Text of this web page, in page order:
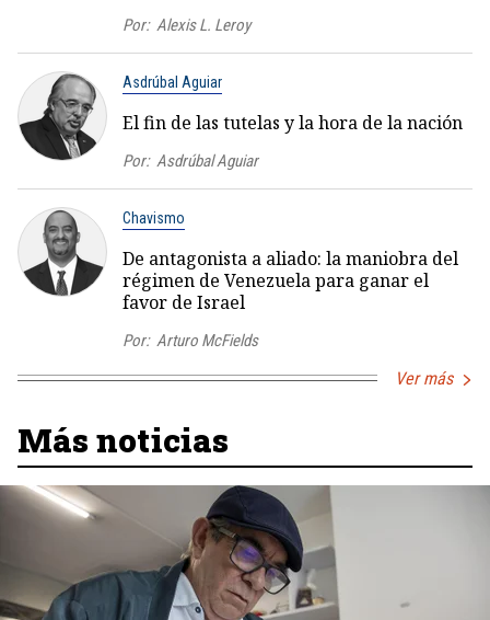
Por: Alexis L. Leroy
Asdrúbal Aguiar
El fin de las tutelas y la hora de la nación
Por: Asdrúbal Aguiar
Chavismo
De antagonista a aliado: la maniobra del
régimen de Venezuela para ganar el
favor de Israel
Por: Arturo McFields
Ver más
Más noticias